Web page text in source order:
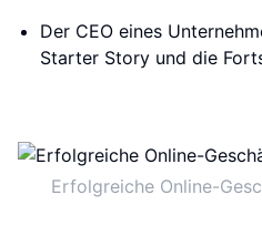
Der CEO eines
Starter Story und die
Erfolgreiche Online-